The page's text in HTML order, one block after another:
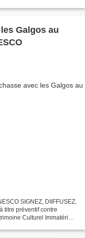
Galgos au
SIGNEZ, DIIFFUSEZ,
titre préventif contre
Culturel Immatériel